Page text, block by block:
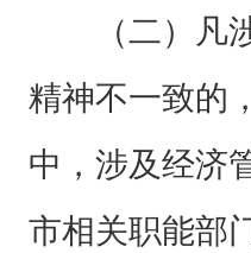
（二）凡涉
精神不一致的
中，涉及经济
市相关职能部